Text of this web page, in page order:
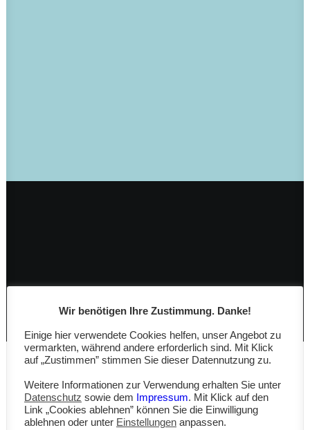
Nothing found.
Wir benötigen Ihre Zustimmung. Danke!
Einige hier verwendete Cookies helfen, unser Angebot zu
vermarkten, während andere erforderlich sind. Mit Klick
auf „Zustimmen” stimmen Sie dieser Datennutzung zu.
Weitere Informationen zur Verwendung erhalten Sie unter
Datenschutz sowie dem Impressum. Mit Klick auf den
Link „Cookies ablehnen” können Sie die Einwilligung
ablehnen oder unter Einstellungen anpassen.